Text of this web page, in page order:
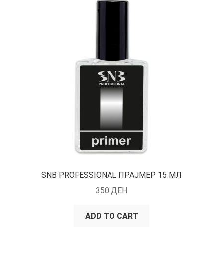
SNB PROFESSIONAL ПРАЈМЕР 15 МЛ
350 ДЕН
ADD TO CART